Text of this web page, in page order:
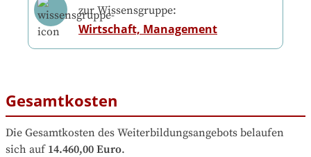
zur Wissensgruppe:
Wirtschaft, Management
Gesamtkosten
Die Gesamtkosten des Weiterbildungsangebots belaufen
sich auf 14.460,00 Euro.